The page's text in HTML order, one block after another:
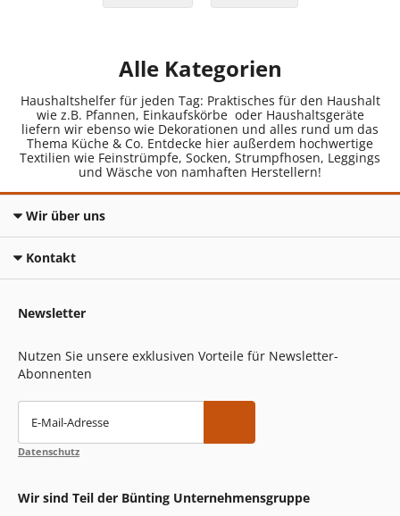
Alle Kategorien
Haushaltshelfer für jeden Tag: Praktisches für den Haushalt
wie z.B. Pfannen, Einkaufskörbe oder Haushaltsgeräte
liefern wir ebenso wie Dekorationen und alles rund um das
Thema Küche & Co. Entdecke hier außerdem hochwertige
Textilien wie Feinstrümpfe, Socken, Strumpfhosen, Leggings
und Wäsche von namhaften Herstellern!
Wir über uns
Kontakt
Newsletter
Nutzen Sie unsere exklusiven Vorteile für Newsletter-
Abonnenten
E-Mail-Adresse
Datenschutz
Wir sind Teil der Bünting Unternehmensgruppe